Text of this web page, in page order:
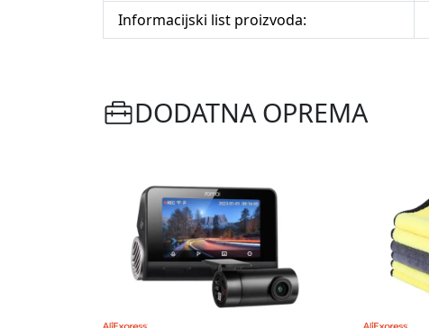
Informacijski list proizvoda:
DODATNA OPREMA